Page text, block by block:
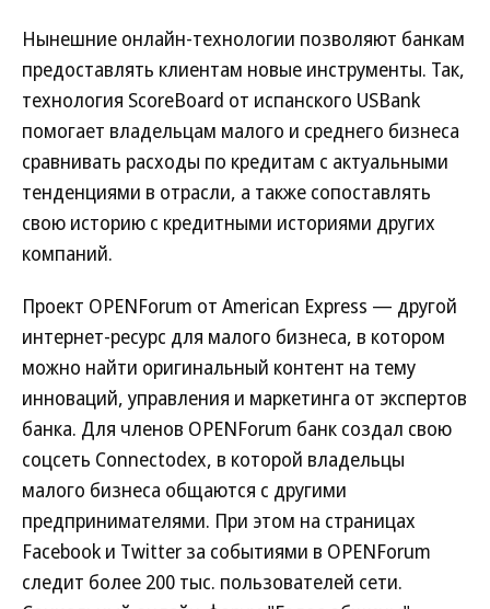
Нынешние онлайн-технологии позволяют банкам
предоставлять клиентам новые инструменты. Так,
технология ScoreBoard от испанского USBank
помогает владельцам малого и среднего бизнеса
сравнивать расходы по кредитам с актуальными
тенденциями в отрасли, а также сопоставлять
свою историю с кредитными историями других
компаний.
Проект OPENForum от American Express — другой
интернет-ресурс для малого бизнеса, в котором
можно найти оригинальный контент на тему
инноваций, управления и маркетинга от экспертов
банка. Для членов OPENForum банк создал свою
соцсеть Connectodex, в которой владельцы
малого бизнеса общаются с другими
предпринимателями. При этом на страницах
Facebook и Twitter за событиями в OPENForum
следит более 200 тыс. пользователей сети.